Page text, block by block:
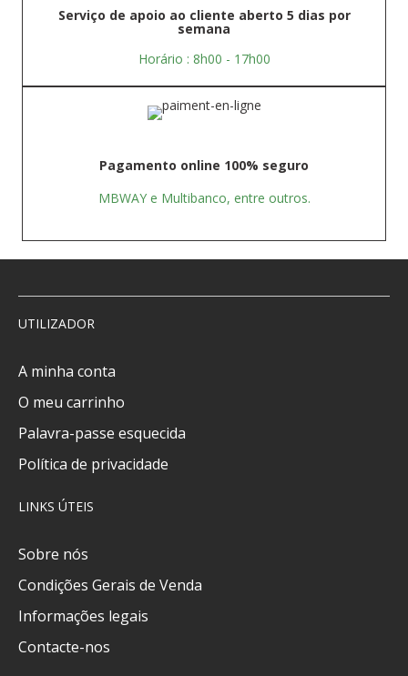
Serviço de apoio ao cliente aberto 5 dias por
semana
Horário : 8h00 - 17h00
Pagamento online 100% seguro
MBWAY e Multibanco, entre outros.
UTILIZADOR
A minha conta
O meu carrinho
Palavra-passe esquecida
Política de privacidade
LINKS ÚTEIS
Sobre nós
Condições Gerais de Venda
Informações legais
Contacte-nos